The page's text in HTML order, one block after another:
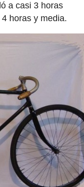
a casi 3 horas
horas y media.